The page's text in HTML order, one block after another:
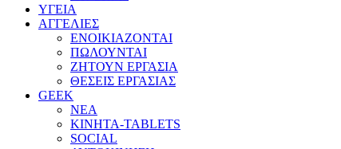
ΥΓΕΙΑ
ΑΓΓΕΛΙΕΣ
ΕΝΟΙΚΙΑΖΟΝΤΑΙ
ΠΩΛΟΥΝΤΑΙ
ΖΗΤΟΥΝ ΕΡΓΑΣΙΑ
ΘΕΣΕΙΣ ΕΡΓΑΣΙΑΣ
GEEK
ΝΕΑ
ΚΙΝΗΤΑ-TABLETS
SOCIAL